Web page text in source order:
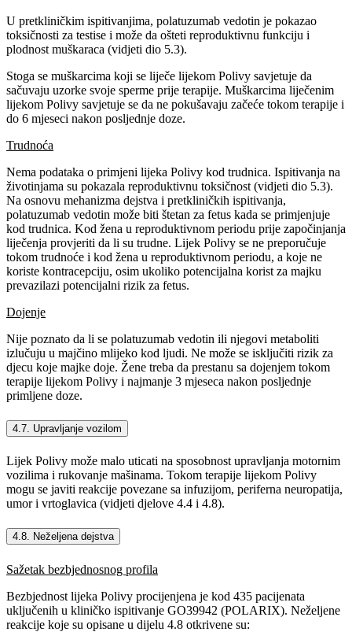
U pretkliničkim ispitivanjima, polatuzumab vedotin je pokazao
toksičnosti za testise i može da ošteti reproduktivnu funkciju i
plodnost muškaraca (vidjeti dio 5.3).
Stoga se muškarcima koji se liječe lijekom Polivy savjetuje da
sačuvaju uzorke svoje sperme prije terapije. Muškarcima liječenim
lijekom Polivy savjetuje se da ne pokušavaju začeće tokom terapije i
do 6 mjeseci nakon posljednje doze.
Trudnoća
Nema podataka o primjeni lijeka Polivy kod trudnica. Ispitivanja na
životinjama su pokazala reproduktivnu toksičnost (vidjeti dio 5.3).
Na osnovu mehanizma dejstva i pretkliničkih ispitivanja,
polatuzumab vedotin može biti štetan za fetus kada se primjenjuje
kod trudnica. Kod žena u reproduktivnom periodu prije započinjanja
liječenja provjeriti da li su trudne. Lijek Polivy se ne preporučuje
tokom trudnoće i kod žena u reproduktivnom periodu, a koje ne
koriste kontracepciju, osim ukoliko potencijalna korist za majku
prevazilazi potencijalni rizik za fetus.
Dojenje
Nije poznato da li se polatuzumab vedotin ili njegovi metaboliti
izlučuju u majčino mlijeko kod ljudi. Ne može se isključiti rizik za
djecu koje majke doje. Žene treba da prestanu sa dojenjem tokom
terapije lijekom Polivy i najmanje 3 mjeseca nakon posljednje
primljene doze.
4.7. Upravljanje vozilom
Lijek Polivy može malo uticati na sposobnost upravljanja motornim
vozilima i rukovanje mašinama. Tokom terapije lijekom Polivy
mogu se javiti reakcije povezane sa infuzijom, periferna neuropatija,
umor i vrtoglavica (vidjeti djelove 4.4 i 4.8).
4.8. Neželjena dejstva
Sažetak bezbjednosnog profila
Bezbjednost lijeka Polivy procijenjena je kod 435 pacijenata
uključenih u kliničko ispitivanje GO39942 (POLARIX). Neželjene
reakcije koje su opisane u dijelu 4.8 otkrivene su: